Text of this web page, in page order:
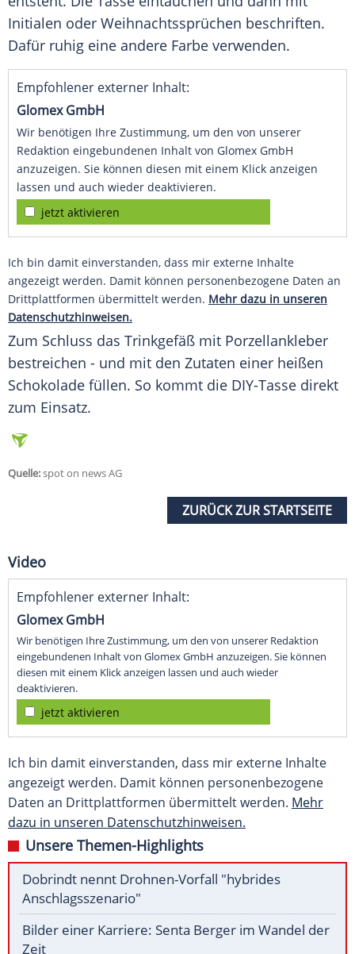
Initialen oder Weihnachtssprüchen beschriften.
Dafür ruhig eine andere Farbe verwenden.
Empfohlener externer Inhalt:
Glomex GmbH
Wir benötigen Ihre Zustimmung, um den von unserer
Redaktion eingebundenen Inhalt von Glomex GmbH
anzuzeigen. Sie können diesen mit einem Klick anzeigen
lassen und auch wieder deaktivieren.
jetzt aktivieren
Ich bin damit einverstanden, dass mir externe Inhalte
angezeigt werden. Damit können personenbezogene Daten an
Drittplattformen übermittelt werden. Mehr dazu in unseren
Datenschutzhinweisen.
Zum Schluss das Trinkgefäß mit Porzellankleber
bestreichen - und mit den Zutaten einer heißen
Schokolade füllen. So kommt die DIY-Tasse direkt
zum Einsatz.
Quelle:spot on news AG
ZURÜCK ZUR STARTSEITE
Video
Empfohlener externer Inhalt:
Glomex GmbH
Wir benötigen Ihre Zustimmung, um den von unserer Redaktion
eingebundenen Inhalt von Glomex GmbH anzuzeigen. Sie können
diesen mit einem Klick anzeigen lassen und auch wieder
deaktivieren.
jetzt aktivieren
Ich bin damit einverstanden, dass mir externe Inhalte
angezeigt werden. Damit können personenbezogene
Daten an Drittplattformen übermittelt werden. Mehr
dazu in unseren Datenschutzhinweisen.
Unsere Themen-Highlights
Dobrindt nennt Drohnen-Vorfall "hybrides
Anschlagsszenario"
Bilder einer Karriere: Senta Berger im Wandel der
Zeit